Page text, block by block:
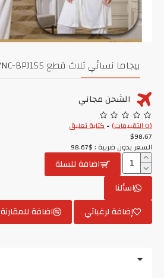
بيجاما نسائي ثلاث قطع YNC-BPJ155
الشحن مجاني
(0 التقييمات) -كتابة تعليق
$98.67
السعر بدون ضريبة : $98.67
اضافة للسلة
اسألنا
إضافة لرغباتي
اضافة للمقارنة